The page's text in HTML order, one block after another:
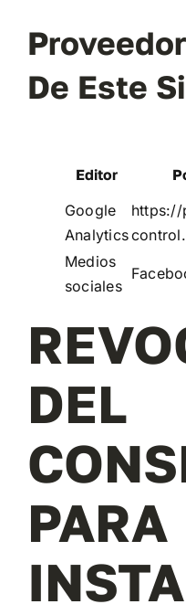
De Este
Editor
Google
Analytics
https://
Medios
sociales
DEL
PARA